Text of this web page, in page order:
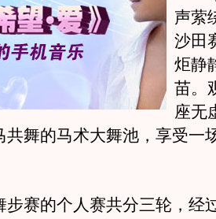
声萦
沙田
炬静
苗。
座无
共舞的马术大舞池，享受一
赛的个人赛共分三轮，经